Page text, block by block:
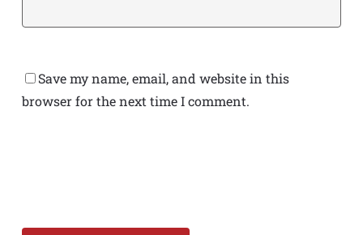
Save my name, email, and website in this
browser for the next time I comment.